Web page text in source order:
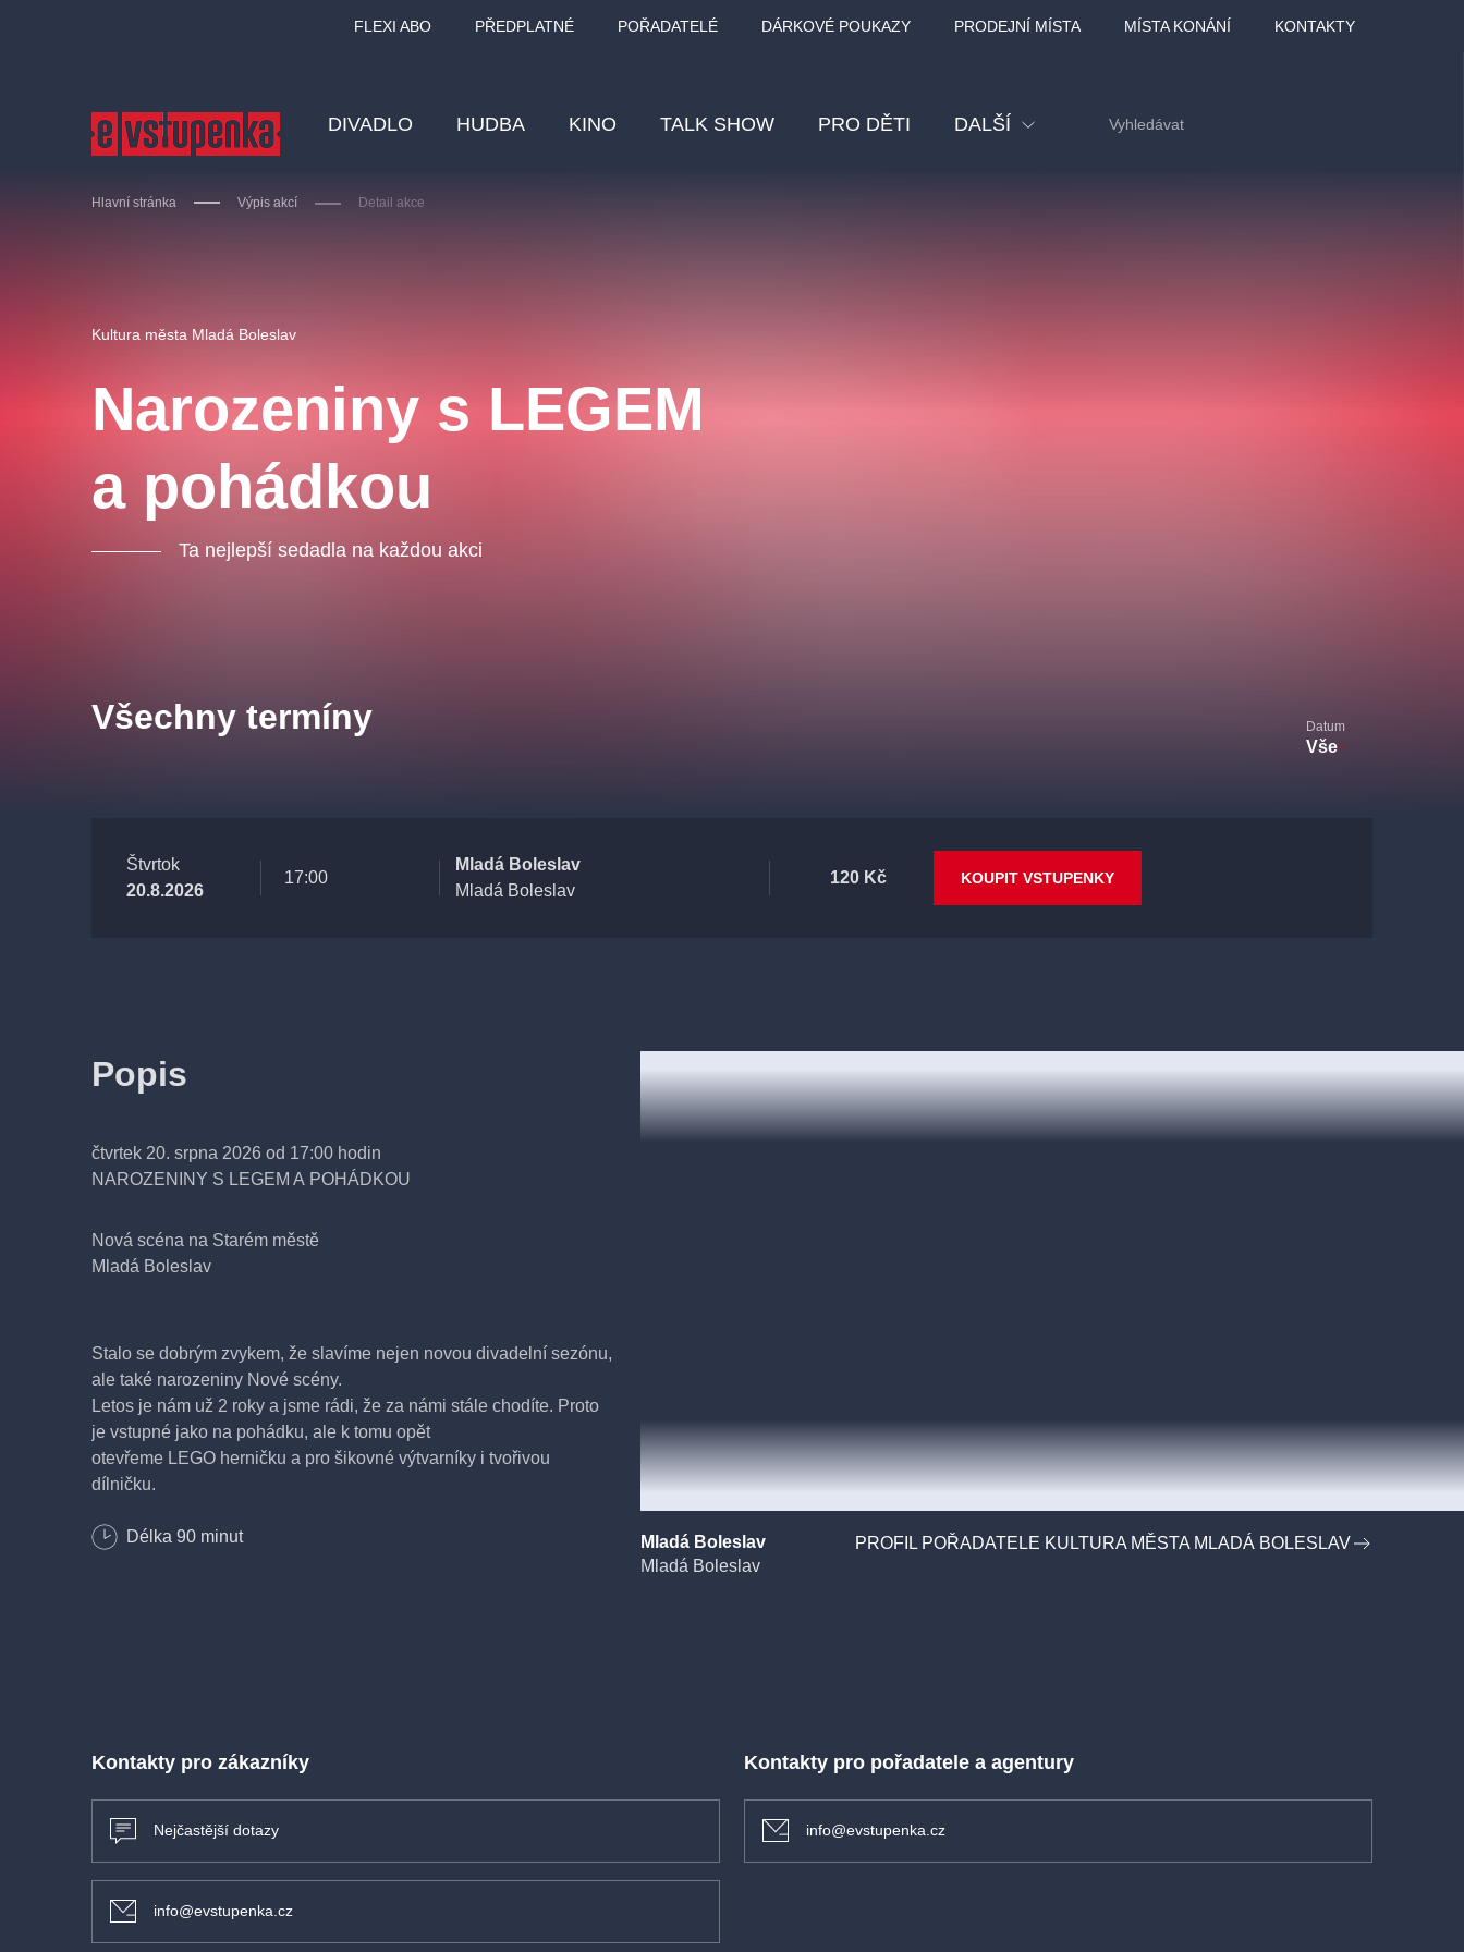
FLEXI ABO PŘEDPLATNÉ POŘADATELÉ DÁRKOVÉ POUKAZY PRODEJNÍ MÍSTA MÍSTA KONÁNÍ KONTAKTY
DIVADLO HUDBA KINO TALK SHOW PRO DĚTI DALŠÍ
Hlavní stránka Výpis akcí Detail akce
Kultura města Mladá Boleslav
Narozeniny s LEGEM
a pohádkou
Ta nejlepší sedadla na každou akci
Všechny termíny Datum
Vše
Štvrtok
20.8.2026
17:00
Mladá Boleslav
Mladá Boleslav
120 Kč KOUPIT VSTUPENKY
Popis
čtvrtek 20. srpna 2026 od 17:00 hodin
NAROZENINY S LEGEM A POHÁDKOU
Nová scéna na Starém městě
Mladá Boleslav
Stalo se dobrým zvykem, že slavíme nejen novou divadelní sezónu,
ale také narozeniny Nové scény.
Letos je nám už 2 roky a jsme rádi, že za námi stále chodíte. Proto
je vstupné jako na pohádku, ale k tomu opět
otevřeme LEGO herničku a pro šikovné výtvarníky i tvořivou
dílničku.
vstupné: 120 Kč
Délka 90 minut
Mladá Boleslav
Mladá Boleslav
PROFIL POŘADATELE KULTURA MĚSTA MLADÁ BOLESLAV
Kontakty pro zákazníky
Nejčastější dotazy
info@evstupenka.cz
Kontakty pro pořadatele a agentury
info@evstupenka.cz
divadlo premiéra klasickáhudba letníscéna